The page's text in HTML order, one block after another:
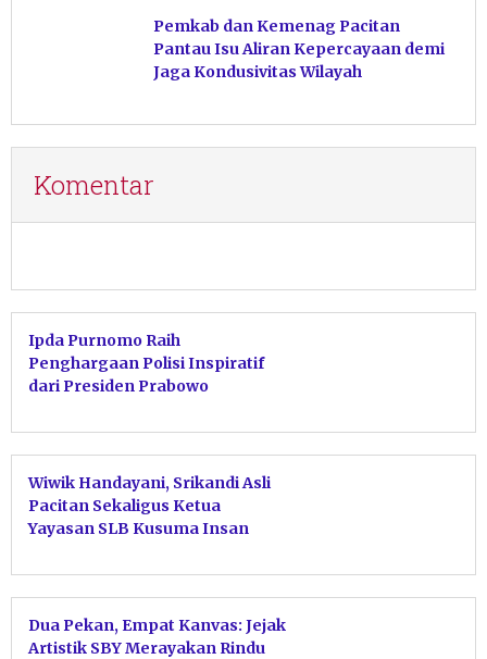
Pemkab dan Kemenag Pacitan
Pantau Isu Aliran Kepercayaan demi
Jaga Kondusivitas Wilayah
Komentar
Ipda Purnomo Raih
Penghargaan Polisi Inspiratif
dari Presiden Prabowo
Wiwik Handayani, Srikandi Asli
Pacitan Sekaligus Ketua
Yayasan SLB Kusuma Insan
Gelar Doktor di Unesa!
Dua Pekan, Empat Kanvas: Jejak
Artistik SBY Merayakan Rindu